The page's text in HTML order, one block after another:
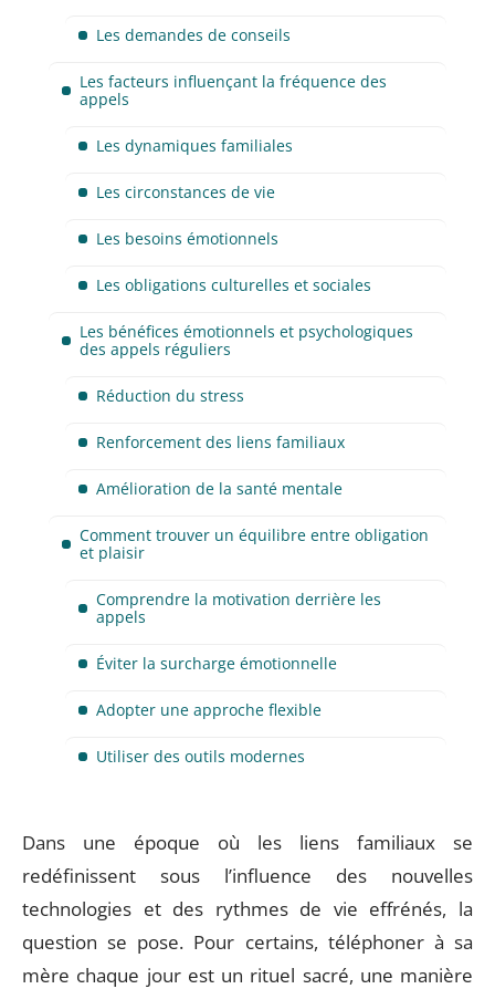
Les demandes de conseils
Les facteurs influençant la fréquence des
appels
Les dynamiques familiales
Les circonstances de vie
Les besoins émotionnels
Les obligations culturelles et sociales
Les bénéfices émotionnels et psychologiques
des appels réguliers
Réduction du stress
Renforcement des liens familiaux
Amélioration de la santé mentale
Comment trouver un équilibre entre obligation
et plaisir
Comprendre la motivation derrière les
appels
Éviter la surcharge émotionnelle
Adopter une approche flexible
Utiliser des outils modernes
Dans une époque où les liens familiaux se
redéfinissent sous l’influence des nouvelles
technologies et des rythmes de vie effrénés, la
question se pose. Pour certains, téléphoner à sa
mère chaque jour est un rituel sacré, une manière